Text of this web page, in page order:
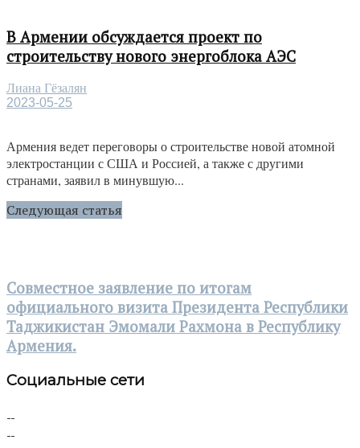
В Армении обсуждается проект по
строительству нового энергоблока АЭС
Лиана Гёзалян
2023-05-25
Армения ведет переговоры о строительстве новой атомной
электростанции с США и Россией, а также с другими
странами, заявил в минувшую...
Следующая статья
Совместное заявление по итогам
официального визита Президента Республики
Таджикистан Эмомали Рахмона в Республику
Армения.
Социальные сети